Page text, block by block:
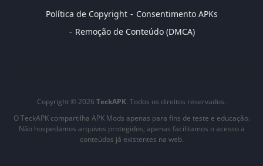
Política de Copyright
Consentimento APKs
Remoção de Conteúdo (DMCA)
Copyright © 2026 TeckAPK. Todos os direitos reservados.
O TeckAPK compartilha APK Mods apenas para fins de teste e educação.
Não hospedamos arquivos protegidos; apenas facilitamos o acesso a
conteúdos já existentes na web.